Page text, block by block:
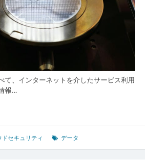
て、インターネットを介したサービス利用
報…
ドセキュリティ データ